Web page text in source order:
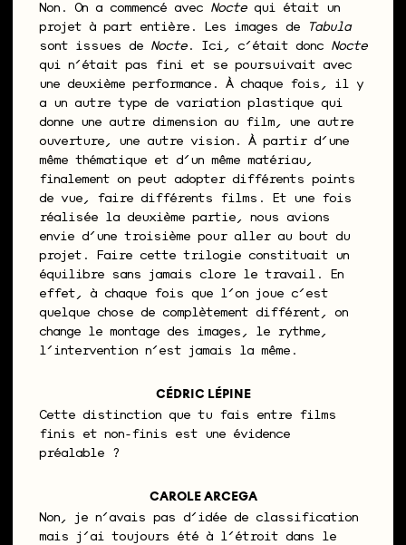
Non. On a commencé avec Noctequi était un
projet à part entière. Les images de
Tabula
sont issues de Nocte. Ici, c’était donc Nocte
qui n’était pas fini et se poursuivait avec
une deuxième performance. À chaque fois, il y
a un autre type de variation plastique qui
donne une autre dimension au film, une autre
ouverture, une autre vision. À partir d’une
même thématique et d’un même matériau,
finalement on peut adopter différents points
de vue, faire différents films. Et une fois
réalisée la deuxième partie, nous avions
envie d’une troisième pour aller au bout du
projet. Faire cette trilogie constituait un
équilibre sans jamais clore le travail. En
effet, à chaque fois que l’on joue c’est
quelque chose de complètement différent, on
change le montage des images, le rythme,
l’intervention n’est jamais la même.
CÉDRIC LÉPINE
Cette distinction que tu fais entre films
finis et non-finis est une évidence
préalable ?
CAROLE ARCEGA
Non, je n’avais pas d’idée de classification
mais j’ai toujours été à l’étroit dans le